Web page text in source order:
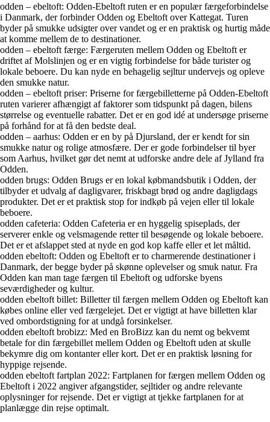
odden – ebeltoft: Odden-Ebeltoft ruten er en populær færgeforbindelse
i Danmark, der forbinder Odden og Ebeltoft over Kattegat. Turen
byder på smukke udsigter over vandet og er en praktisk og hurtig måde
at komme mellem de to destinationer.
odden – ebeltoft færge: Færgeruten mellem Odden og Ebeltoft er
driftet af Molslinjen og er en vigtig forbindelse for både turister og
lokale beboere. Du kan nyde en behagelig sejltur undervejs og opleve
den smukke natur.
odden – ebeltoft priser: Priserne for færgebilletterne på Odden-Ebeltoft
ruten varierer afhængigt af faktorer som tidspunkt på dagen, bilens
størrelse og eventuelle rabatter. Det er en god idé at undersøge priserne
på forhånd for at få den bedste deal.
odden – aarhus: Odden er en by på Djursland, der er kendt for sin
smukke natur og rolige atmosfære. Der er gode forbindelser til byer
som Aarhus, hvilket gør det nemt at udforske andre dele af Jylland fra
Odden.
odden brugs: Odden Brugs er en lokal købmandsbutik i Odden, der
tilbyder et udvalg af dagligvarer, friskbagt brød og andre dagligdags
produkter. Det er et praktisk stop for indkøb på vejen eller til lokale
beboere.
odden cafeteria: Odden Cafeteria er en hyggelig spiseplads, der
serverer enkle og velsmagende retter til besøgende og lokale beboere.
Det er et afslappet sted at nyde en god kop kaffe eller et let måltid.
odden ebeltoft: Odden og Ebeltoft er to charmerende destinationer i
Danmark, der begge byder på skønne oplevelser og smuk natur. Fra
Odden kan man tage færgen til Ebeltoft og udforske byens
seværdigheder og kultur.
odden ebeltoft billet: Billetter til færgen mellem Odden og Ebeltoft kan
købes online eller ved færgelejet. Det er vigtigt at have billetten klar
ved ombordstigning for at undgå forsinkelser.
odden ebeltoft brobizz: Med en BroBizz kan du nemt og bekvemt
betale for din færgebillet mellem Odden og Ebeltoft uden at skulle
bekymre dig om kontanter eller kort. Det er en praktisk løsning for
hyppige rejsende.
odden ebeltoft fartplan 2022: Fartplanen for færgen mellem Odden og
Ebeltoft i 2022 angiver afgangstider, sejltider og andre relevante
oplysninger for rejsende. Det er vigtigt at tjekke fartplanen for at
planlægge din rejse optimalt.